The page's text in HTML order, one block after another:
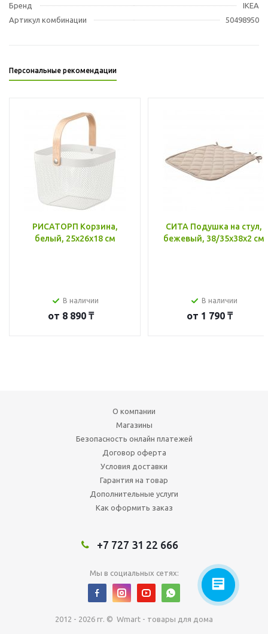
Бренд
IKEA
Артикул комбинации
50498950
Персональные рекомендации
РИСАТОРП Корзина,
белый, 25x26x18 см
В наличии
от 8 890 ₸
СИТА Подушка на стул,
бежевый, 38/35x38x2 см
В наличии
от 1 790 ₸
О компании
Магазины
Безопасность онлайн платежей
Договор оферта
Условия доставки
Гарантия на товар
Дополнительные услуги
Как оформить заказ
+7 727 31 22 666
Мы в социальных сетях:
2012 - 2026 гг. © Wmart - товары для дома